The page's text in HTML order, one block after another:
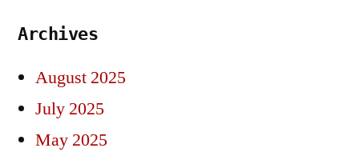
Archives
August 2025
July 2025
May 2025